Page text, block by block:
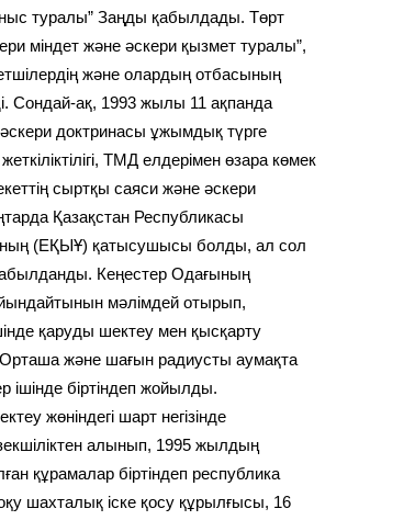
туралы” Заңды қабылдады. Төрт
міндет және әскери қызмет туралы”,
және олардың отбасының
Сондай-ақ, 1993 жылы 11 ақпанда
доктринасы ұжымдық түрге
ТМД елдерімен өзара көмек
сыртқы саяси және әскери
Қазақстан Республикасы
(ЕҚЫҰ) қатысушысы болды, ал сол
Кеңестер Одағының
мәлімдей отырып,
қаруды шектеу мен қысқарту
Орташа және шағын радиусты аумақта
ішінде біртіндеп жойылды.
жөніндегі шарт негізінде
алынып, 1995 жылдың
құрамалар біртіндеп республика
шахталық іске қосу құрылғысы, 16